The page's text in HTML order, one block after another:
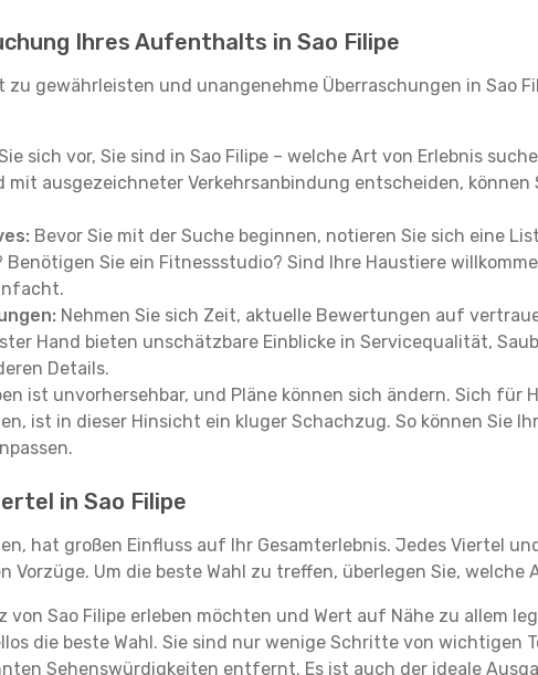
Ihres Aufenthalts in Sao Filipe
gewährleisten und unangenehme Überraschungen in Sao
sich vor, Sie sind in Sao Filipe – welche Art von Erlebnis
mit ausgezeichneter Verkehrsanbindung entscheiden,
Bevor Sie mit der Suche beginnen, notieren Sie sich eine
Benötigen Sie ein Fitnessstudio? Sind Ihre Haustiere
Nehmen Sie sich Zeit, aktuelle Bewertungen auf
Hand bieten unschätzbare Einblicke in Servicequalität,
Details.
ist unvorhersehbar, und Pläne können sich ändern. Sich für
ist in dieser Hinsicht ein kluger Schachzug. So können Sie
in Sao Filipe
hat großen Einfluss auf Ihr Gesamterlebnis. Jedes Viertel
Vorzüge. Um die beste Wahl zu treffen, überlegen Sie, welche
von Sao Filipe erleben möchten und Wert auf Nähe zu allem
die beste Wahl. Sie sind nur wenige Schritte von wichtigen
Sehenswürdigkeiten entfernt. Es ist auch der ideale